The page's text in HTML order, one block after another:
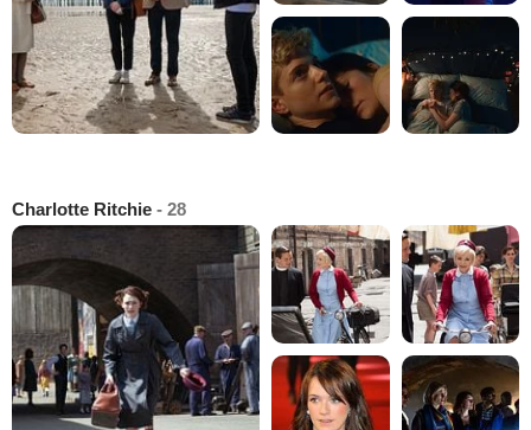
Charlotte Ritchie - 28